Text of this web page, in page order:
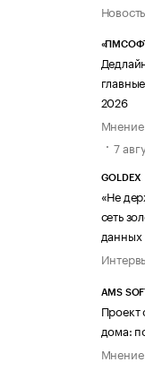
Новость
2026
Мнение
7
GOLDEX
«Не
сеть
данных
AMS
Проект
дома:
Мнение